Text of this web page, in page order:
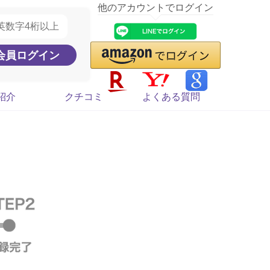
他のアカウントでログイン
介 クチコミ よくある質問